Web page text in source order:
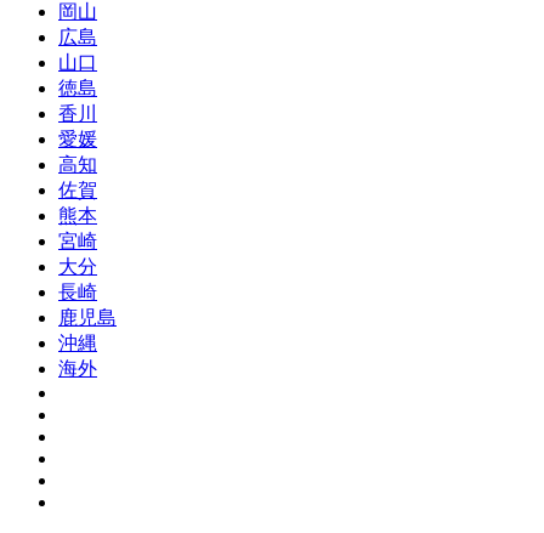
岡山
広島
山口
徳島
香川
愛媛
高知
佐賀
熊本
宮崎
大分
長崎
鹿児島
沖縄
海外